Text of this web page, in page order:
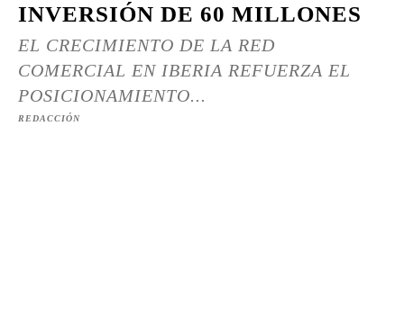
INVERSIÓN DE 60 MILLONES
EL CRECIMIENTO DE LA RED
COMERCIAL EN IBERIA REFUERZA EL
POSICIONAMIENTO...
REDACCIÓN